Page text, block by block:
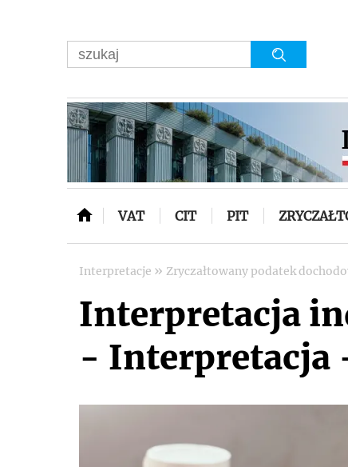
VAT CIT PIT
Interpretacje » Zryczałtowany podatek
Interpretacja
- Interpretacja